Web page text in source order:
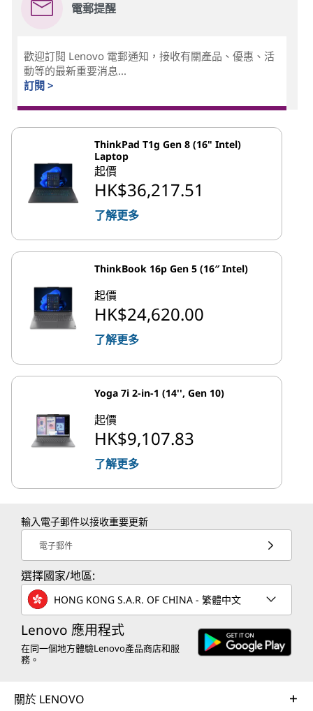
電郵提醒
歡迎訂閱 Lenovo 電郵通知，接收有關產品、優惠、活
動等的最新重要消息...
訂閱 >
ThinkPad T1g Gen 8 (16" Intel)
Laptop
起價
HK$36,217.51
了解更多
ThinkBook 16p Gen 5 (16″ Intel)
起價
HK$24,620.00
了解更多
Yoga 7i 2-in-1 (14'', Gen 10)
起價
HK$9,107.83
了解更多
輸入電子郵件以接收重要更新
電子郵件
選擇國家/地區:
HONG KONG S.A.R. OF CHINA - 繁體中文
Lenovo 應用程式
在同一個地方體驗Lenovo產品商店和服
務。
關於 LENOVO